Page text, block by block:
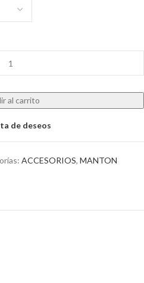
al carrito
de deseos
ACCESORIOS, MANTON